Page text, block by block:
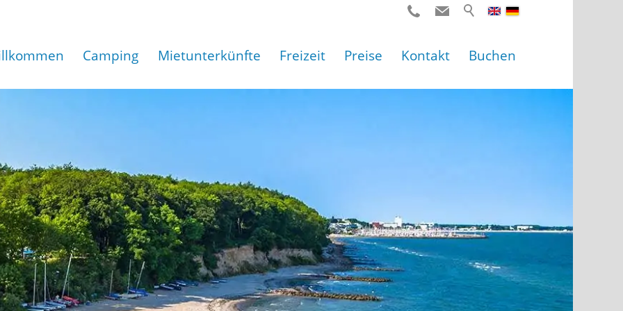
Camping Mietunterkünfte Freizeit Preise Kontakt Buchen